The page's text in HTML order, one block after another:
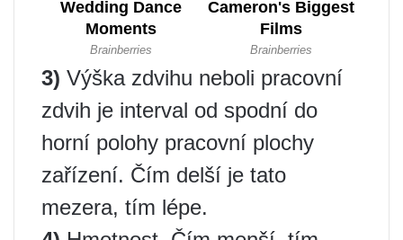
3) Výška zdvihu neboli pracovní
zdvih je interval od spodní do
horní polohy pracovní plochy
zařízení. Čím delší je tato
mezera, tím lépe.